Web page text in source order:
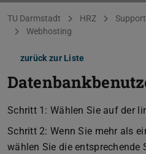
Sie befinden sich hier:
TU Darmstadt HRZ
Webhosting
zurück zur Liste
Schritt 1: Wählen Sie auf der
Schritt 2: Wenn Sie mehr als
wählen Sie die